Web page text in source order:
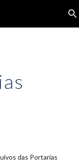
Skip to navigation
das Portarias